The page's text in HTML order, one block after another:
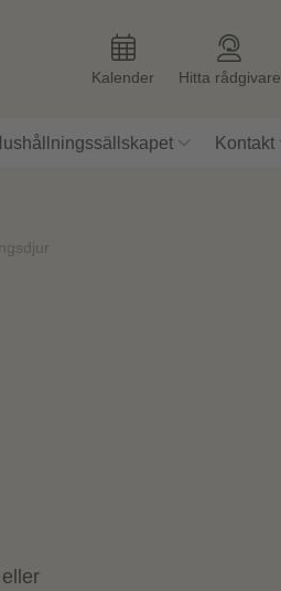
Kalender Hitta rådgivare
Kontakt